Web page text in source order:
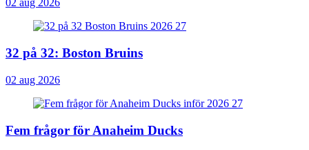
02 aug 2026
32 på 32: Boston Bruins
02 aug 2026
Fem frågor för Anaheim Ducks